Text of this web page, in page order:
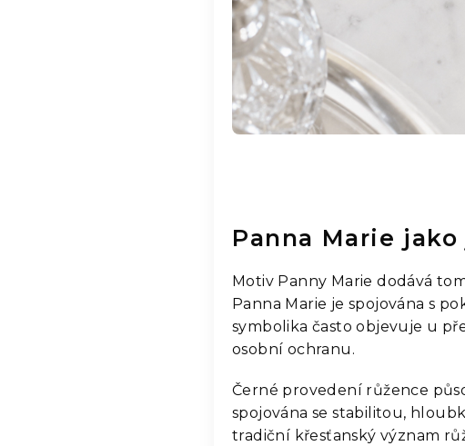
Panna Marie
Motiv Panny Marie dodává
Panna Marie je spojována s
symbolika často objevuje u
osobní ochranu.
Černé provedení růžence
spojována se stabilitou,
tradiční křesťanský význam